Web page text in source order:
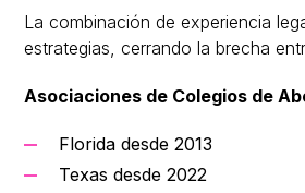
La combinación de experiencia
estrategias, cerrando la brecha
Asociaciones de Colegios de
Florida desde 2013
Texas desde 2022